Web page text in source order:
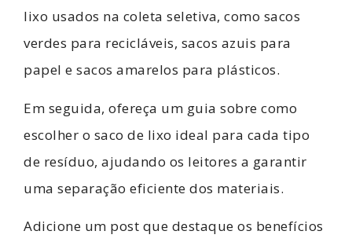
lixo usados na coleta seletiva, como sacos
verdes para recicláveis, sacos azuis para
papel e sacos amarelos para plásticos.
Em seguida, ofereça um guia sobre como
escolher o saco de lixo ideal para cada tipo
de resíduo, ajudando os leitores a garantir
uma separação eficiente dos materiais.
Adicione um post que destaque os benefícios